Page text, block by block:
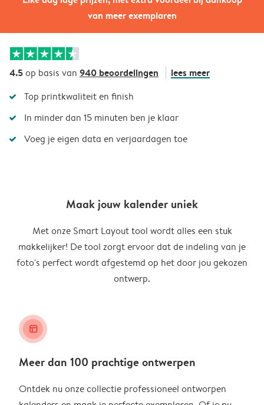
van meer exemplaren
4.5op basis van 940 beoordelingen lees meer
Top printkwaliteit en finish
In minder dan 15 minuten ben je klaar
Voeg je eigen data en verjaardagen toe
Maak jouw kalender uniek
Met onze Smart Layout tool wordt alles een stuk
makkelijker! De tool zorgt ervoor dat de indeling van je
foto's perfect wordt afgestemd op het door jou gekozen
ontwerp.
layout_alt
Meer dan 100 prachtige ontwerpen
Ontdek nu onze collectie professioneel ontworpen